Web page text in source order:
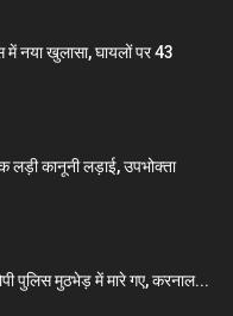
में नया खुलासा, घायलों पर 43
लड़ी कानूनी लड़ाई, उपभोक्ता
पुलिस मुठभेड़ में मारे गए, करनाल...